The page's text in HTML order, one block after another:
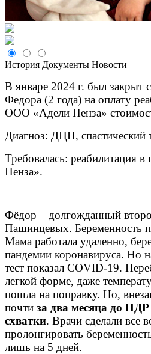
История Документы Новости
В январе 2024 г. был закрыт
Федора (2 года) на оплату
ООО «Адели Пенза»
Диагноз: ДЦП, спастический
Требовалась: реабилитация
Пенза».
Фёдор – долгожданный
Пашинцевых. Беременность
Мама работала удаленно,
пандемии коронавируса. Но
тест показал COVID-19.
легкой форме, даже
пошла на поправку. Но,
почти за два месяца до ПДР
схватки. Врачи сделали все
пролонгировать
лишь на 5 дней.